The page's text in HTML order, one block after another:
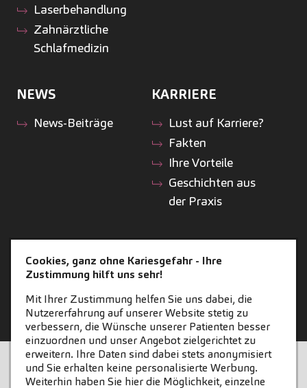
Laserbehandlung
Zahnärztliche
Schlafmedizin
NEWS
News-Beiträge
KARRIERE
Lust auf Karriere?
Fakten
Ihre Vorteile
Geschichten aus
der Praxis
zahneins.com
STARTSEITE
KONTAKT
Cookies, ganz ohne Kariesgefahr - Ihre
Zustimmung hilft uns sehr!
Mit Ihrer Zustimmung helfen Sie uns dabei, die
Nutzererfahrung auf unserer Website stetig zu
verbessern, die Wünsche unserer Patienten besser
einzuordnen und unser Angebot zielgerichtet zu
erweitern. Ihre Daten sind dabei stets anonymisiert
und Sie erhalten keine personalisierte Werbung.
Weiterhin haben Sie hier die Möglichkeit, einzelne